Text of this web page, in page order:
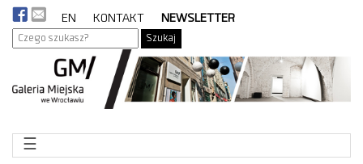
EN KONTAKT NEWSLETTER
Szukaj
☰